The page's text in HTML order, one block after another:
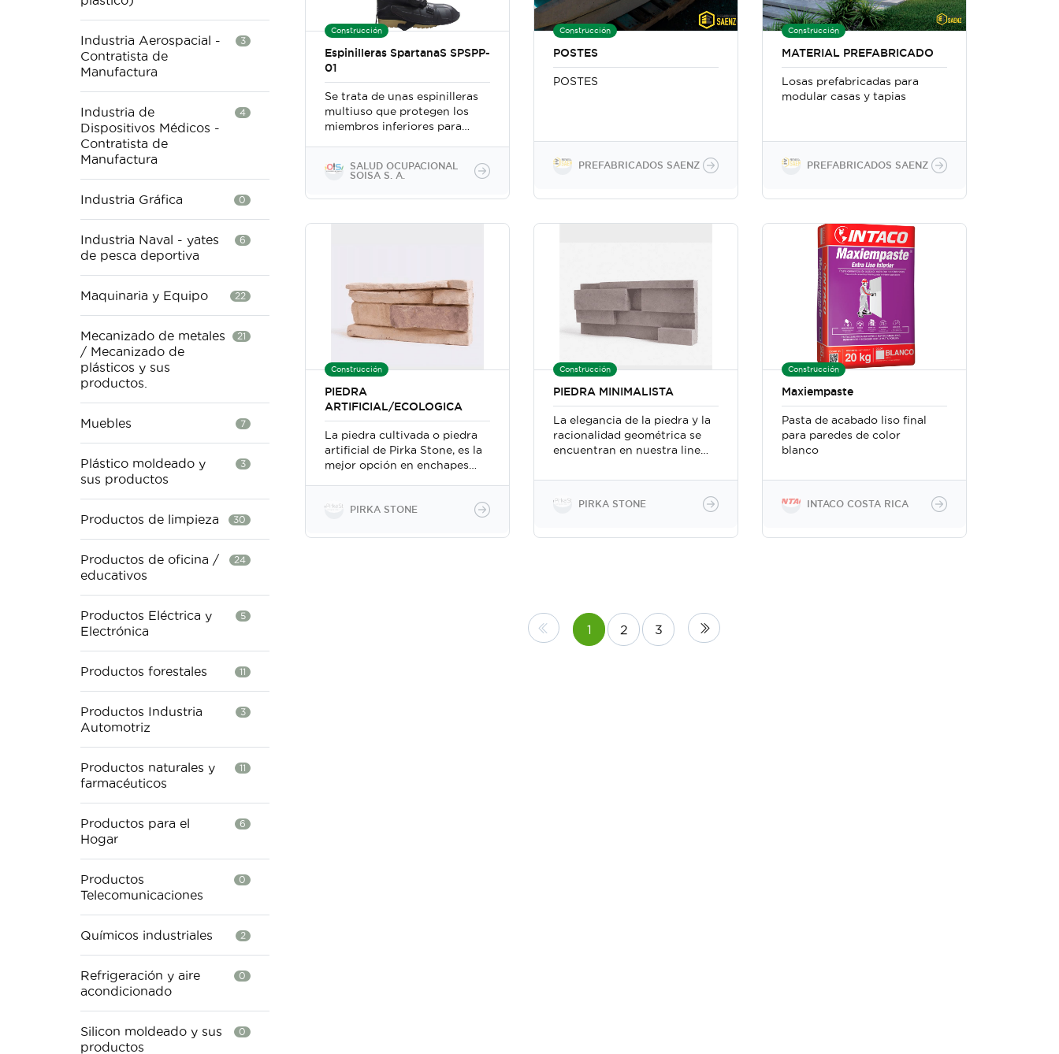
Industria Aerospacial -
Contratista de
Manufactura
3
Industria de
Dispositivos Médicos -
Contratista de
Manufactura
4
Industria Gráfica 0
Industria Naval - yates
de pesca deportiva
6
Maquinaria y Equipo 22
Mecanizado de metales
/ Mecanizado de
plásticos y sus
productos.
21
Muebles 7
Plástico moldeado y
sus productos
3
Productos de limpieza 30
Productos de oficina /
educativos
24
Productos Eléctrica y
Electrónica
5
Productos forestales 11
Productos Industria
Automotriz
3
Productos naturales y
farmacéuticos
11
Productos para el
Hogar
6
Productos
Telecomunicaciones
0
Químicos industriales 2
Refrigeración y aire
acondicionado
0
Silicon moldeado y sus
productos
0
Construcción
Espinilleras SpartanaS SPSPP-
01
Se trata de unas espinilleras
multiuso que protegen los
miembros inferiores para
cortantes (ocasionadas por
cuchillos y machetes),
SALUD OCUPACIONAL
SOISA S. A.
Construcción
POSTES
POSTES
PREFABRICADOS SAENZ
Construcción
MATERIAL PREFABRICADO
Losas prefabricadas para
modular casas y tapias
PREFABRICADOS SAENZ
Construcción
PIEDRA
ARTIFICIAL/ECOLOGICA
La piedra cultivada o piedra
artificial de Pirka Stone, es la
mejor opción en enchapes
ambientes. De tendencia en
mundial, con MÁS DE 30
PIRKA STONE
Construcción
PIEDRA MINIMALISTA
La elegancia de la piedra y la
racionalidad geométrica se
encuentran en nuestra linea
CULTIVADA de la linea
definidas y novedosos
acabados únicos,
nuestros ambientes, tanto
internos como externos.
PIRKA STONE
Construcción
Maxiempaste
Pasta de acabado liso final
para paredes de color
blanco
INTACO COSTA RICA
1 2 3